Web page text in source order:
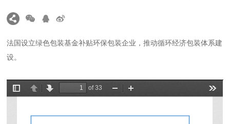
法国设立绿色包装基金补贴环保包装企业，推动循环经济包装体系建
设。